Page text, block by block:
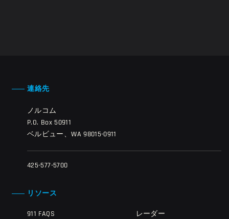
連絡先
ノルコム
P.O. Box 50911
ベルビュー、WA 98015-0911
425-577-5700
リソース
911 FAQS レーダー